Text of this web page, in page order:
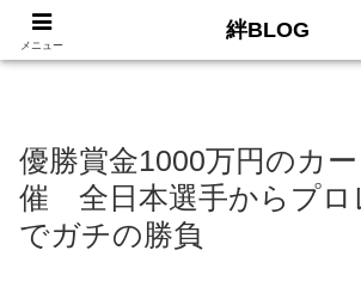
HOME
優勝賞金1000万円のカ
催 全日本選手からプロ
でガチの勝負
メニュー
絆BLOG